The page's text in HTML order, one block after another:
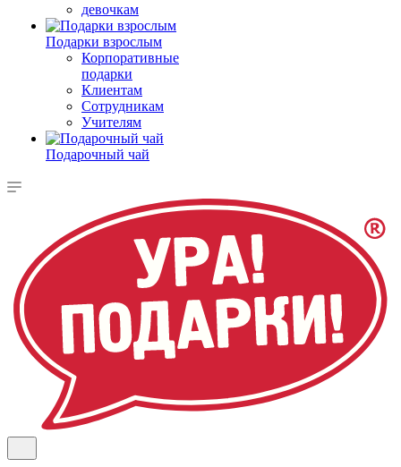
девочкам
Подарки взрослым
Корпоративные
подарки
Клиентам
Сотрудникам
Учителям
Подарочный чай